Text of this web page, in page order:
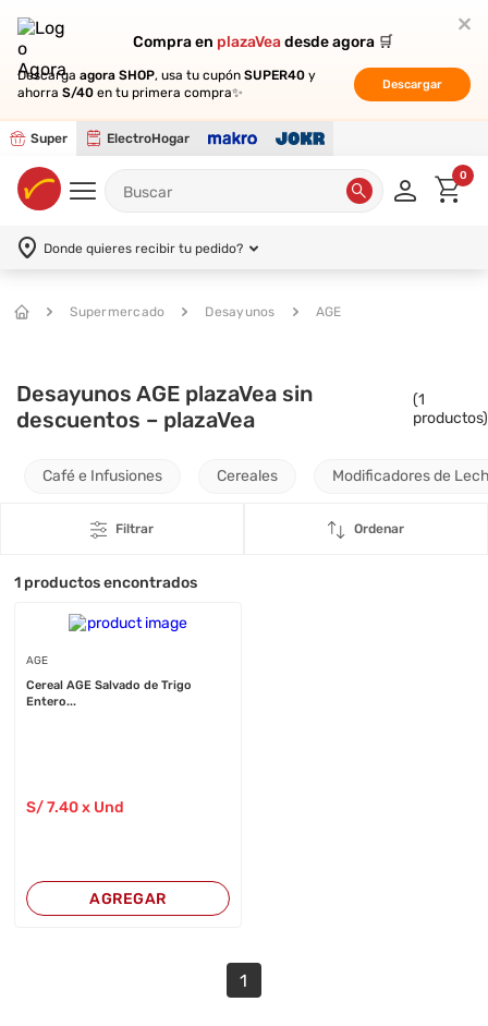
Compra en plazaVeadesde agora 🛒
Descarga agora SHOP, usa tu cupón SUPER40 y
ahorra S/40 en tu primera compra✨
Descargar
Super ElectroHogar
Compra en plazaVeadesde agora 🛒
Descarga agora SHOP, usa tu cupón SUPER40 y
ahorra S/40 en tu primera compra✨
Descargar
0
Donde quieres recibir tu pedido?
Supermercado Desayunos AGE
Desayunos AGE plazaVea sin
descuentos – plazaVea
(1
productos)
Café e Infusiones Cereales Modificadores de
Filtrar Ordenar
1 productos encontrados
AGE
Cereal AGE Salvado de Trigo
Entero...
S/7.40 x Und
AGREGAR
1